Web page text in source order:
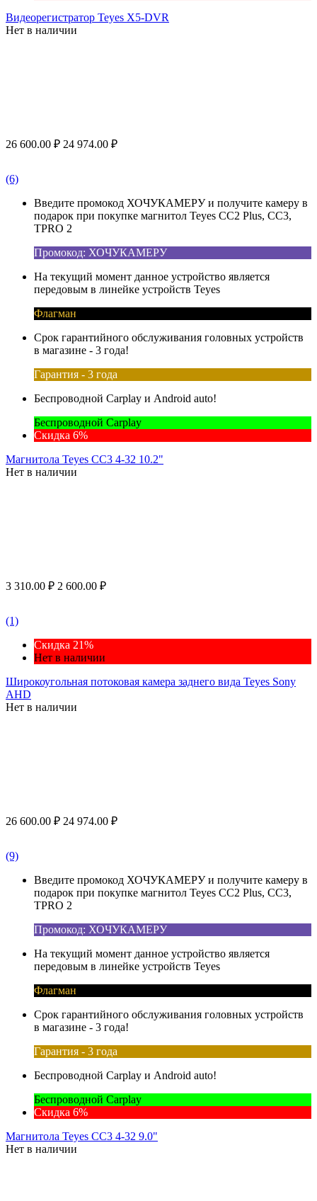
Видеорегистратор Teyes X5-DVR
Нет в наличии
26 600.00 ₽ 24 974.00 ₽
(6)
Введите промокод ХОЧУКАМЕРУ и получите камеру в
подарок при покупке магнитол Teyes CC2 Plus, CC3,
TPRO 2
Промокод: ХОЧУКАМЕРУ
На текущий момент данное устройство является
передовым в линейке устройств Teyes
Флагман
Срок гарантийного обслуживания головных устройств
в магазине - 3 года!
Гарантия - 3 года
Беспроводной Carplay и Android auto!
Беспроводной Carplay
Скидка 6%
Магнитола Teyes CC3 4-32 10.2"
Нет в наличии
3 310.00 ₽ 2 600.00 ₽
(1)
Скидка 21%
Нет в наличии
Широкоугольная потоковая камера заднего вида Teyes Sony
AHD
Нет в наличии
26 600.00 ₽ 24 974.00 ₽
(9)
Введите промокод ХОЧУКАМЕРУ и получите камеру в
подарок при покупке магнитол Teyes CC2 Plus, CC3,
TPRO 2
Промокод: ХОЧУКАМЕРУ
На текущий момент данное устройство является
передовым в линейке устройств Teyes
Флагман
Срок гарантийного обслуживания головных устройств
в магазине - 3 года!
Гарантия - 3 года
Беспроводной Carplay и Android auto!
Беспроводной Carplay
Скидка 6%
Магнитола Teyes CC3 4-32 9.0"
Нет в наличии